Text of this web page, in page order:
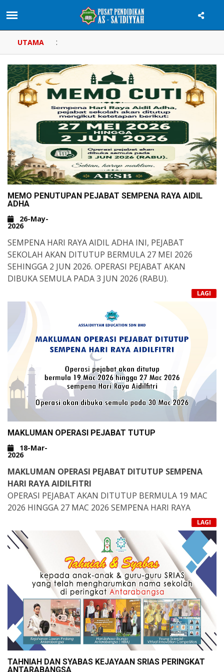
UTAMA :
MEMO PENUTUPAN PEJABAT SEMPENA RAYA AIDIL
ADHA
26-May-
2026
SEMPENA HARI RAYA AIDIL ADHA INI, PEJABAT
SEKOLAH AKAN DITUTUP BERMULA 27 MEI 2026
SEHINGGA 2 JUN 2026. OPERASI PEJABAT AKAN
DIBUKA SEMULA PADA 3 JUN 2026 (RABU).
LAGI
MAKLUMAN OPERASI PEJABAT TUTUP
18-Mar-
2026
MAKLUMAN OPERASI PEJABAT DITUTUP SEMPENA
HARI RAYA AIDILFITRI
OPERASI PEJABAT AKAN DITUTUP BERMULA 19 MAC
2026 HINGGA 27 MAC 2026 SEMPENA HARI RAYA
OPERASI AKAN DIBUKA SEMULA PADA 30 MAC 2026
LAGI
TAHNIAH DAN SYABAS KEJAYAAN SRIAS PERINGKAT
ANTARABANGSA